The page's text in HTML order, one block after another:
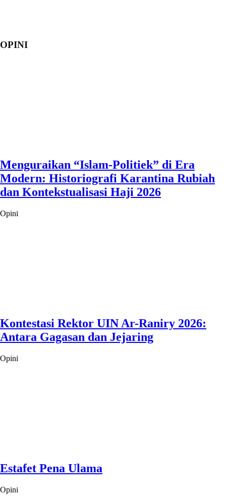
OPINI
Menguraikan “Islam-Politiek” di Era
Modern: Historiografi Karantina Rubiah
dan Kontekstualisasi Haji 2026
Opini
Kontestasi Rektor UIN Ar-Raniry 2026:
Antara Gagasan dan Jejaring
Opini
Estafet Pena Ulama
Opini